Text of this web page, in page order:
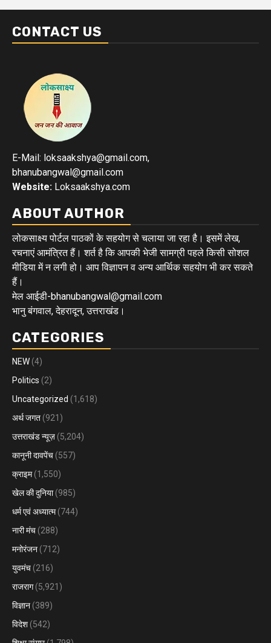
CONTACT US
E-Mail: loksaakshya@gmail.com,
bhanubangwal@gmail.com
Website: Loksaakshya.com
ABOUT AUTHOR
लोकसाक्ष्य पोर्टल पाठकों के सहयोग से चलाया जा रहा है। इसमें लेख,
रचनाएं आमंत्रित हैं। शर्त है कि आपकी भेजी सामग्री पहले किसी सोशल
मीडिया में न लगी हो। आप विज्ञापन व अन्य आर्थिक सहयोग भी कर सकते
हैं।
मेल आईडी-bhanubangwal@gmail.com
भानु बंगवाल, देहरादून, उत्तराखंड।
CATEGORIES
NEW (4)
Politics (2)
Uncategorized (1,618)
अर्थ जगत (921)
उत्तराखंड न्यूज़ (5,204)
कानूनी दावपेंच (557)
क्राइम(1,550)
खेल की दुनिया(985)
धर्म एवं अध्यात्म(744)
नारी मंच (288)
मनोरंजन (712)
युवमंच (216)
राजराग(5,921)
विज्ञान (389)
विदेश (542)